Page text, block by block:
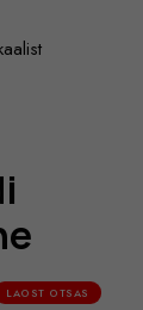
LAOST OTSAS